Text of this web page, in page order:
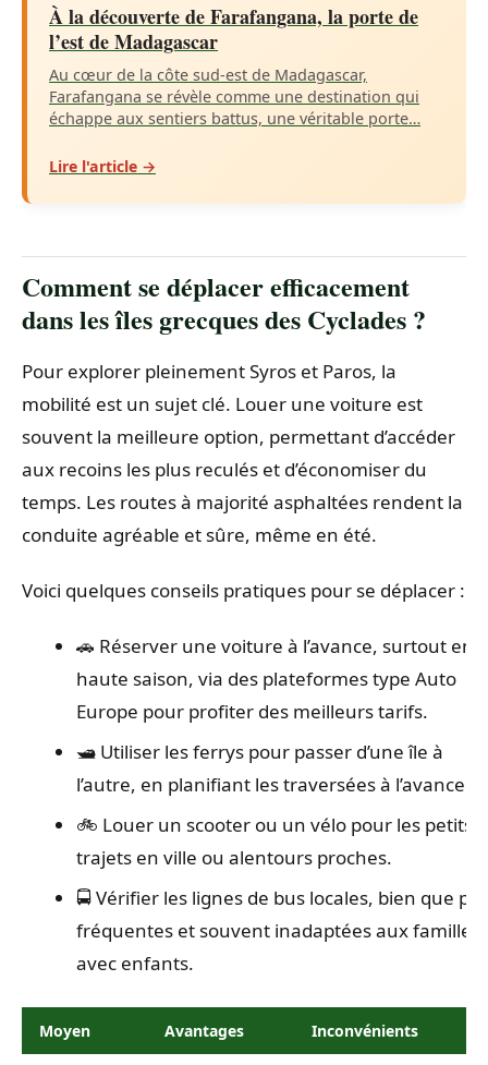
À la découverte de Farafangana, la porte de
l’est de Madagascar
Au cœur de la côte sud-est de Madagascar,
Farafangana se révèle comme une destination qui
échappe aux sentiers battus, une véritable porte…
Lire l'article →
Comment se déplacer efficacement
dans les îles grecques des Cyclades ?
Pour explorer pleinement Syros et Paros, la
mobilité est un sujet clé. Louer une voiture est
souvent la meilleure option, permettant d’accéder
aux recoins les plus reculés et d’économiser du
temps. Les routes à majorité asphaltées rendent la
conduite agréable et sûre, même en été.
Voici quelques conseils pratiques pour se déplacer :
🚗 Réserver une voiture à l’avance, surtout en
haute saison, via des plateformes type Auto
Europe pour profiter des meilleurs tarifs.
🛥️ Utiliser les ferrys pour passer d’une île à
l’autre, en planifiant les traversées à l’avance.
🚲 Louer un scooter ou un vélo pour les petits
trajets en ville ou alentours proches.
🚍 Vérifier les lignes de bus locales, bien que
fréquentes et souvent inadaptées aux familles
avec enfants.
Moyen Avantages Inconvénients